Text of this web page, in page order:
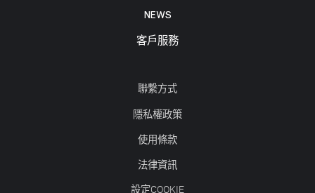
NEWS
客戶服務
聯繫方式
隱私權政策
使用條款
法律資訊
設定COOKIE